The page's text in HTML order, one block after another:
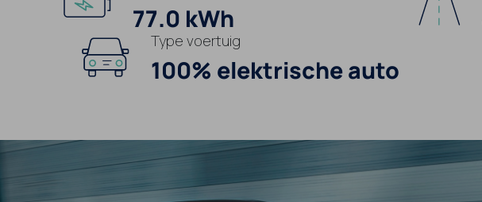
77.0 kWh
Type voertuig
100% elektrische auto